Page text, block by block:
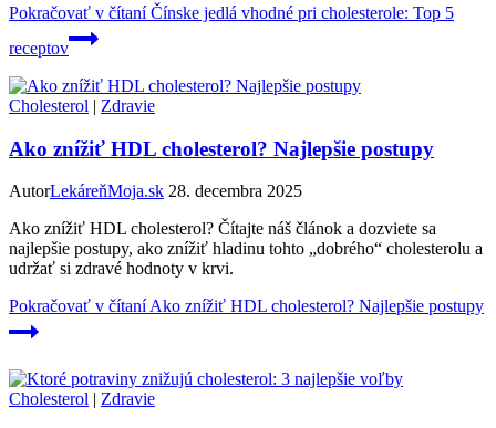
Pokračovať v čítaníČínske jedlá vhodné pri cholesterole: Top 5
receptov
Cholesterol | Zdravie
Ako znížiť HDL cholesterol? Najlepšie postupy
AutorLekáreňMoja.sk 28. decembra 2025
Ako znížiť HDL cholesterol? Čítajte náš článok a dozviete sa
najlepšie postupy, ako znížiť hladinu tohto „dobrého“ cholesterolu a
udržať si zdravé hodnoty v krvi.
Pokračovať v čítaníAko znížiť HDL cholesterol? Najlepšie postupy
Cholesterol | Zdravie